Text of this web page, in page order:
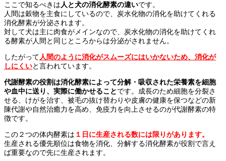
ここで知るべきは人と犬の消化酵素の違いです。
人間は穀物を主食にしているので、炭水化物の消化を助けてくれる
消化酵素が分泌されます。
対して犬は主に肉食がメインなので、炭水化物の消化を助けてくれ
る酵素が人間と同じところからは分泌がされません。
したがって人間のように消化がスムーズにはいかないため、消化が
しにくいと言われています。
代謝酵素の役割は消化酵素によって分解・吸収された栄養素を細胞
や血中に送り、実際に働かせることです。成長のため細胞を分裂さ
せる、けがを治す、被毛の抜け替わりや皮膚の健康を保つなどの新
陳代謝や自然治癒力を高め、免疫力を向上させるのが代謝酵素の特
徴です。
この２つの体内酵素は １日に生産される数には限りがあります。
生産される優先順位は食物を消化、分解する消化酵素が役割で言え
ば重要なので先に生産されます。